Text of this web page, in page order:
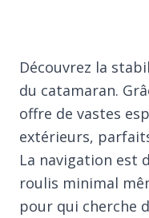
Découvrez la
du catamaran.
offre de vastes
extérieurs,
La navigation est
roulis minimal
pour qui cherche